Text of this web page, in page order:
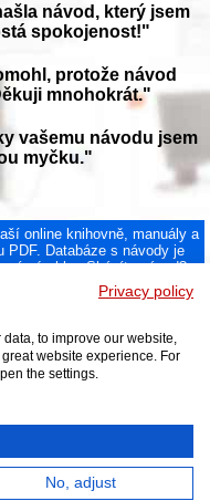
návod, který jsem
spokojenost!"
protože návod
mnohokrát."
vašemu návodu jsem
myčku."
online knihovně, manuály a
Databáze s návody je
výrobky. Sháníte návod?
do češtiny|Kontakt |
Privacy policy
to improve our website,
website experience. For
the settings.
No, adjust